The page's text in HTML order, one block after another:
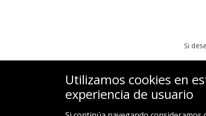
Si
Utilizamos cookies en
experiencia de usuario